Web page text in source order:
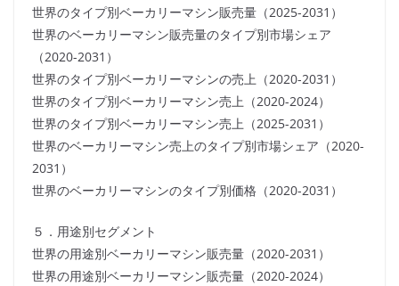
世界のタイプ別ベーカリーマシン販売量（2025-2031）
世界のベーカリーマシン販売量のタイプ別市場シェア
（2020-2031）
世界のタイプ別ベーカリーマシンの売上（2020-2031）
世界のタイプ別ベーカリーマシン売上（2020-2024）
世界のタイプ別ベーカリーマシン売上（2025-2031）
世界のベーカリーマシン売上のタイプ別市場シェア（2020-
2031）
世界のベーカリーマシンのタイプ別価格（2020-2031）
５．用途別セグメント
世界の用途別ベーカリーマシン販売量（2020-2031）
世界の用途別ベーカリーマシン販売量（2020-2024）